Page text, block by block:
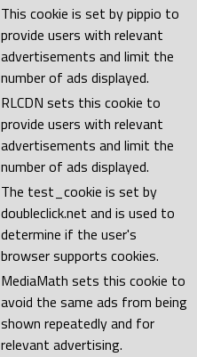
This cookie is set by pippio to
provide users with relevant
advertisements and limit the
number of ads displayed.
RLCDN sets this cookie to
provide users with relevant
advertisements and limit the
number of ads displayed.
The test_cookie is set by
doubleclick.net and is used to
determine if the user's
browser supports cookies.
MediaMath sets this cookie to
avoid the same ads from being
shown repeatedly and for
relevant advertising.